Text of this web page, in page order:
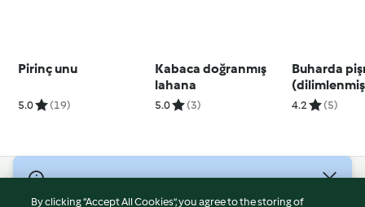
Pirinç unu
5.0 (19)
Kabaca doğranmış
lahana
5.0 (3)
Buharda
4.2 (5)
By clicking “Accept All Cookies”, you agree to the storing of